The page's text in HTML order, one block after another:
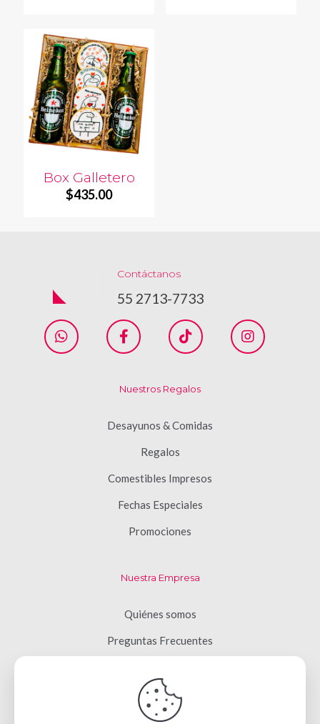
Box Galletero
$435.00
Contáctanos
55 2713-7733
Nuestros Regalos
Desayunos & Comidas
Regalos
Comestibles Impresos
Fechas Especiales
Promociones
Nuestra Empresa
Quiénes somos
Preguntas Frecuentes
Aviso de Privacidad
Contacto